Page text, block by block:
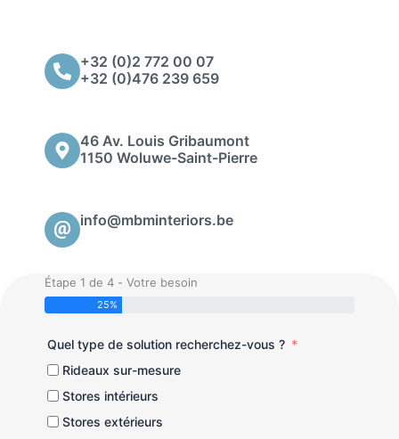
+32 (0)2 772 00 07
+32 (0)476 239 659
46 Av. Louis Gribaumont
1150 Woluwe-Saint-Pierre
info@mbminteriors.be
Étape 1 de 4 - Votre besoin
25%
Quel type de solution recherchez-vous ?
Rideaux sur-mesure
Stores intérieurs
Stores extérieurs